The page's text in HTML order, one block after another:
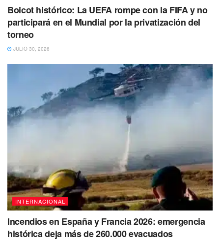
“No existen dos Brasiles, somos un único
aseveró Lula da Silva.
Así mismo, el Tribunal Superior Electoral (TSE) emitió sus
felicitaciones al líder de PT ahora en su condición de
“presidente electo” de Brasil y descartó que Bolsonaro
pueda desconocer el resultado, pese a que aún no se ha
pronunciado.
Boicot histórico: La UEFA rompe con la FIFA y no
participará en el Mundial por la privatización del
torneo
JULIO 30, 2026
INTERNACIONAL
Incendios en España y Francia 2026: emergencia
histórica deja más de 260.000 evacuados